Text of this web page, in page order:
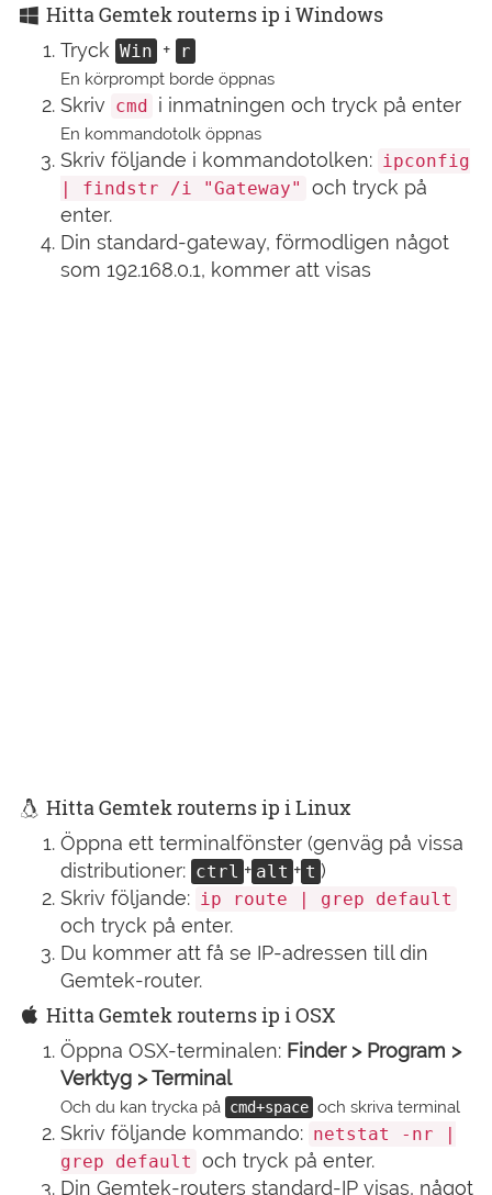
Hitta Gemtek routerns ip i Windows
Tryck Win + r
En körprompt borde öppnas
Skriv cmd i inmatningen och tryck på enter
En kommandotolk öppnas
Skriv följande i kommandotolken: ipconfig
| findstr /i "Gateway"
och tryck på
enter.
Din standard-gateway, förmodligen något
som 192.168.0.1, kommer att visas
Hitta Gemtek routerns ip i Linux
Öppna ett terminalfönster (genväg på vissa
distributioner: ctrl + alt + t )
Skriv följande: ip route | grep default
och tryck på enter.
Du kommer att få se IP-adressen till din
Gemtek-router.
Hitta Gemtek routerns ip i OSX
Öppna OSX-terminalen: Finder > Program >
Verktyg > Terminal
Och du kan trycka på cmd+space och skriva terminal
Skriv följande kommando: netstat -nr |
grep default och tryck på enter.
Din Gemtek-routers standard-IP visas, något